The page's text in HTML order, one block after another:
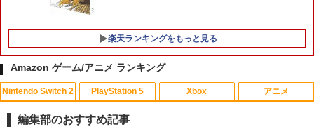
ックなど収納可能 カバー 収納ボックス
￥2,880
5 Nintendo Switch 2 ACアダプター
￥3,484
5
【新品】Battlefield 6（バトルフィール
ド6） 【初回特典】 DLC「トゥームスト
ーンパック」 同梱 PlayStation5 (PS5)
[ゲームソフト]
楽天ランキングをもっと見る
Amazon ゲーム/アニメ ランキング
Nintendo Switch 2 PlayStation 5 Xbox アニメ
編集部のおすすめ記事